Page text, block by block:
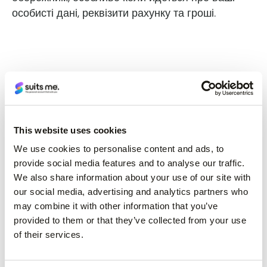
This website uses cookies
We use cookies to personalise content and ads, to
provide social media features and to analyse our traffic.
We also share information about your use of our site with
our social media, advertising and analytics partners who
may combine it with other information that you’ve
provided to them or that they’ve collected from your use
of their services.
особисті дані, реквізити рахунку та гроші.
Крок 2: Вставте свою картку
(дебетова картка, передплачена картка або
кредитна картка)
Переконавшись, що банкомат безпечний для
використання, вставте картку в кард-рідер.
Вставте картку в банкомат лицевою стороною